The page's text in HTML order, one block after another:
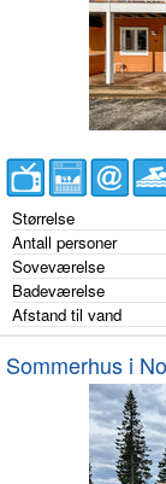
Størrelse
Antall personer
Soveværelse
Badeværelse
Afstand til vand
Sommerhus i